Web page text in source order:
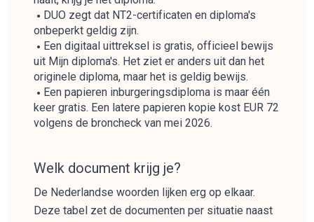
DUO zegt dat NT2-certificaten en diploma's
onbeperkt geldig zijn.
Een digitaal uittreksel is gratis, officieel bewijs
uit Mijn diploma's. Het ziet er anders uit dan het
originele diploma, maar het is geldig bewijs.
Een papieren inburgeringsdiploma is maar één
keer gratis. Een latere papieren kopie kost EUR 72
volgens de broncheck van mei 2026.
Welk document krijg je?
De Nederlandse woorden lijken erg op elkaar.
Deze tabel zet de documenten per situatie naast